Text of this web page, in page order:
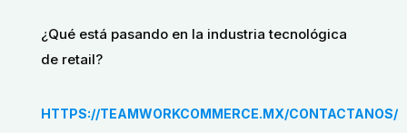
¿Qué está pasando en la industria tecnológica
de retail?
HTTPS://TEAMWORKCOMMERCE.MX/CONTACTANOS/